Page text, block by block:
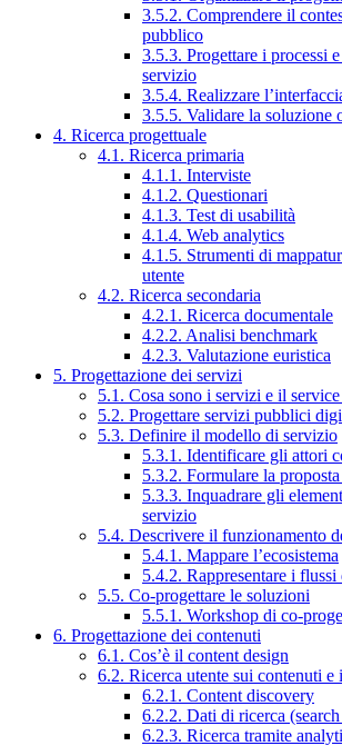
3.5.2. Comprendere il
pubblico
3.5.3. Progettare i processi
servizio
3.5.4. Realizzare
3.5.5. Validare la soluzione
4. Ricerca progettuale
4.1. Ricerca primaria
4.1.1. Interviste
4.1.2. Questionari
4.1.3. Test di usabilità
4.1.4. Web analytics
4.1.5. Strumenti di
utente
4.2. Ricerca secondaria
4.2.1. Ricerca documentale
4.2.2. Analisi benchmark
4.2.3. Valutazione euristica
5. Progettazione dei servizi
5.1. Cosa sono i servizi e il
5.2. Progettare servizi pubblici
5.3. Definire il modello di servizio
5.3.1. Identificare gli attori
5.3.2. Formulare la
5.3.3. Inquadrare gli
servizio
5.4. Descrivere il funzionamento
5.4.1. Mappare l’ecosistema
5.4.2. Rappresentare i
5.5. Co-progettare le soluzioni
5.5.1. Workshop di co-
6. Progettazione dei contenuti
6.1. Cos’è il content design
6.2. Ricerca utente sui contenuti
6.2.1. Content discovery
6.2.2. Dati di ricerca
6.2.3. Ricerca tramite